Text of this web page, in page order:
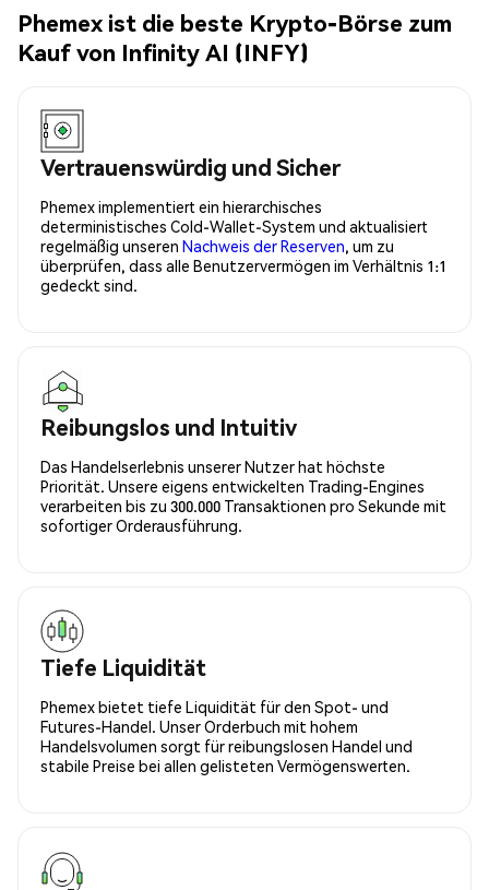
Phemex ist die beste Krypto-Börse zum
Kauf von Infinity AI (INFY)
Vertrauenswürdig und Sicher
Phemex implementiert ein hierarchisches
deterministisches Cold-Wallet-System und aktualisiert
regelmäßig unseren Nachweis der Reserven, um zu
überprüfen, dass alle Benutzervermögen im Verhältnis 1:1
gedeckt sind.
Reibungslos und Intuitiv
Das Handelserlebnis unserer Nutzer hat höchste
Priorität. Unsere eigens entwickelten Trading-Engines
verarbeiten bis zu 300.000 Transaktionen pro Sekunde mit
sofortiger Orderausführung.
Tiefe Liquidität
Phemex bietet tiefe Liquidität für den Spot- und
Futures-Handel. Unser Orderbuch mit hohem
Handelsvolumen sorgt für reibungslosen Handel und
stabile Preise bei allen gelisteten Vermögenswerten.